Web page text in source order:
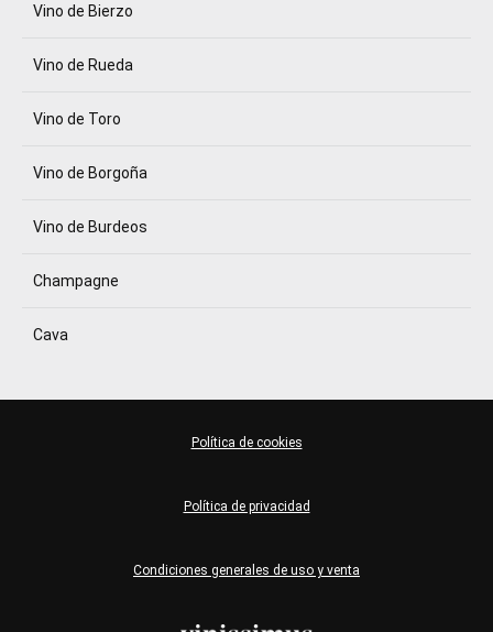
Vino de Bierzo
Vino de Rueda
Vino de Toro
Vino de Borgoña
Vino de Burdeos
Champagne
Cava
Condiciones generales de uso y venta
Política de privacidad
Política de cookies